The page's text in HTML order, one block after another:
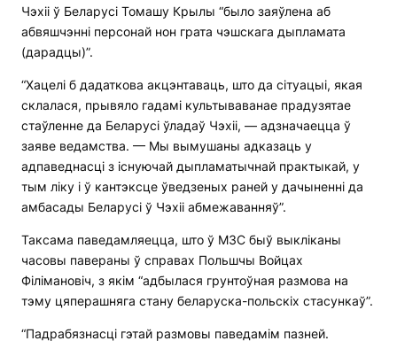
Чэхіі ў Беларусі Томашу Крылы “было заяўлена аб
абвяшчэнні персонай нон грата чэшскага дыпламата
(дарадцы)”.
“Хацелі б дадаткова акцэнтаваць, што да сітуацыі, якая
склалася, прывяло гадамі культываванае прадузятае
стаўленне да Беларусі ўладаў Чэхіі, — адзначаецца ў
заяве ведамства. — Мы вымушаны адказаць у
адпаведнасці з існуючай дыпламатычнай практыкай, у
тым ліку і ў кантэксце ўведзеных раней у дачыненні да
амбасады Беларусі ў Чэхіі абмежаванняў”.
Таксама паведамляецца, што ў МЗС быў выкліканы
часовы павераны ў справах Польшчы Войцах
Філімановіч, з якім “адбылася грунтоўная размова на
тэму цяперашняга стану беларуска-польскіх стасункаў”.
“Падрабязнасці гэтай размовы паведамім пазней.